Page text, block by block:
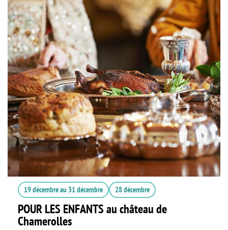
19 décembreau 31 décembre 28 décembre
POUR LES ENFANTS au château de
Chamerolles